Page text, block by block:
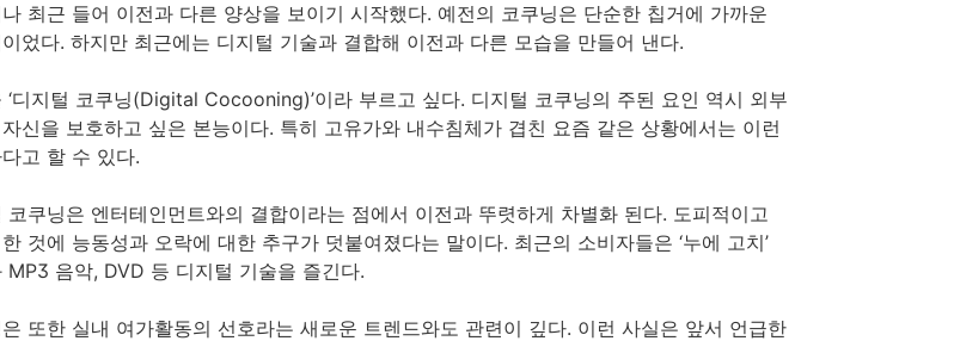
최근 들어 이전과 다른 양상을 보이기 시작했다. 예전의 코쿠닝은 단순한 칩거에 가까운
었다. 하지만 최근에는 디지털 기술과 결합해 이전과 다른 모습을 만들어 낸다.
‘디지털 코쿠닝(Digital Cocooning)’이라 부르고 싶다. 디지털 코쿠닝의 주된 요인 역시 외부
신을 보호하고 싶은 본능이다. 특히 고유가와 내수침체가 겹친 요즘 같은 상황에서는 이런
고 할 수 있다.
코쿠닝은 엔터테인먼트와의 결합이라는 점에서 이전과 뚜렷하게 차별화 된다. 도피적이고
것에 능동성과 오락에 대한 추구가 덧붙여졌다는 말이다. 최근의 소비자들은 ‘누에 고치’
MP3 음악, DVD 등 디지털 기술을 즐긴다.
또한 실내 여가활동의 선호라는 새로운 트렌드와도 관련이 깊다. 이런 사실은 앞서 언급한